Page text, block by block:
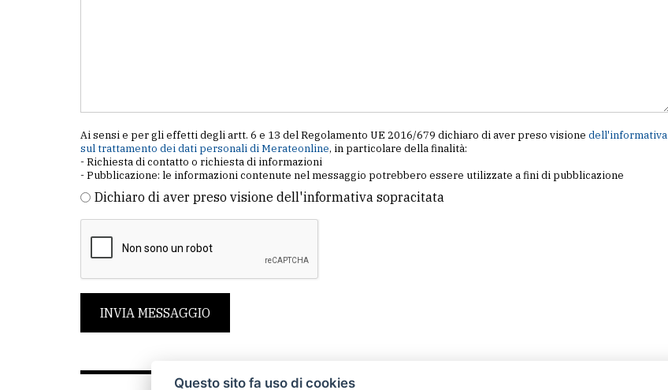
Ai sensi e per gli effetti degli artt. 6 e 13 del Regolamento UE 2016/679 dichiaro di aver preso visione dell'informativa
sul trattamento dei dati personali di Merateonline, in particolare della finalità:
- Richiesta di contatto o richiesta di informazioni
- Pubblicazione: le informazioni contenute nel messaggio potrebbero essere utilizzate a fini di pubblicazione
Dichiaro di aver preso visione dell'informativa sopracitata
INVIA MESSAGGIO
Questo sito fa uso di cookies